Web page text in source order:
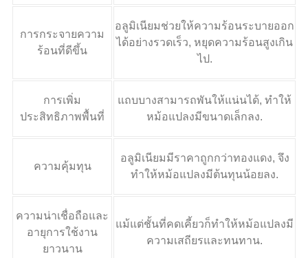
การกระจายความ
ร้อนที่ดีขึ้น
อลูมิเนียมช่วยให้ความร้อนระบายออก
ได้อย่างรวดเร็ว, หยุดความร้อนสูงเกิน
ไป.
การเพิ่ม
ประสิทธิภาพพื้นที่
แถบบางสามารถพันให้แน่นได้, ทำให้
หม้อแปลงมีขนาดเล็กลง.
ความคุ้มทุน
อลูมิเนียมมีราคาถูกกว่าทองแดง, จึง
ทำให้หม้อแปลงมีต้นทุนน้อยลง.
ความน่าเชื่อถือและ
อายุการใช้งาน
ยาวนาน
แม้แต่ชั้นที่คดเคี้ยวก็ทำให้หม้อแปลงมี
ความเสถียรและทนทาน.